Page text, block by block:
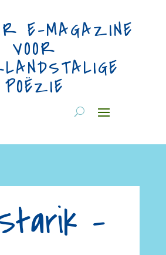
E-MAGAZINE
VOOR
POËZIE
–